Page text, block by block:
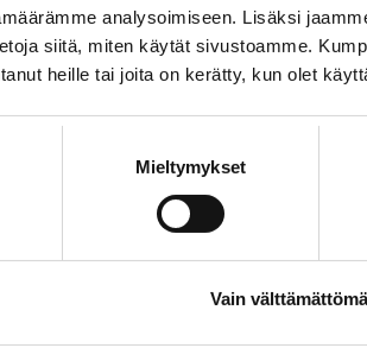
analysoimiseen. Lisäksi
siitä, miten käytät sivustoamme.
heille tai joita on kerätty, kun olet
Mieltymykset
Vain
se on. Ja 4 miljoonan euron
palkankorotusten lisäksi
ja uraneuvontaa, laajan
koulutuksia, suuren määrän
jossa Loimun yli 40
erilaisia arvokkaita
upealla tavalla.
numeroita katsoo, niin minkä